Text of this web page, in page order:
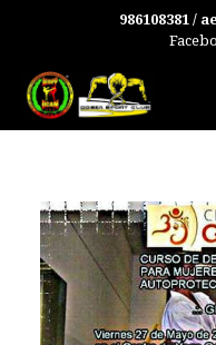
986108381 /